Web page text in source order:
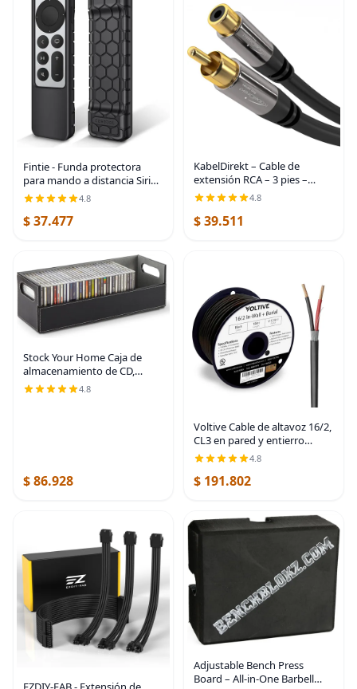
Fintie - Funda protectora
para mando a distancia Siri
de Apple TV 2021 2022 -
Cubierta de silicona ligera
antideslizante y a prueba de
4.8
$ 37.477
KabelDirekt – Cable de
extensión RCA – 3 pies –
Conductor resistente a
roturas para una calidad de
sonido brillante
4.8
$ 39.511
Stock Your Home Caja de
almacenamiento de CD,
estante organizador para
fundas de películas, DVD,
4.8
$ 86.928
Voltive Cable de altavoz 16/2,
CL3 en pared y entierro
directo, negro, 100 pies - 16
AWG, 2 conductores, cobre
trenzado sin oxígeno, listado
4.8
$ 191.802
Adjustable Bench Press
Board – All-in-One Barbell